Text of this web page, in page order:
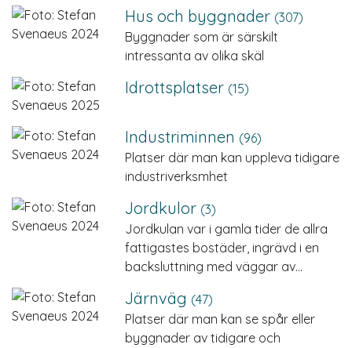
Hus och byggnader (307)
Byggnader som är särskilt
intressanta av olika skäl
Idrottsplatser (15)
Industriminnen (96)
Platser där man kan uppleva tidigare
industriverksmhet
Jordkulor (3)
Jordkulan var i gamla tider de allra
fattigastes bostäder, ingrävd i en
backsluttning med väggar av…
Järnväg (47)
Platser där man kan se spår eller
byggnader av tidigare och